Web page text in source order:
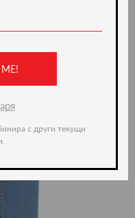
с други текущи